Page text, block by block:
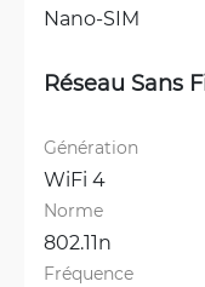
Nano-SIM
Réseau Sans
Génération
WiFi 4
Norme
802.11n
Fréquence